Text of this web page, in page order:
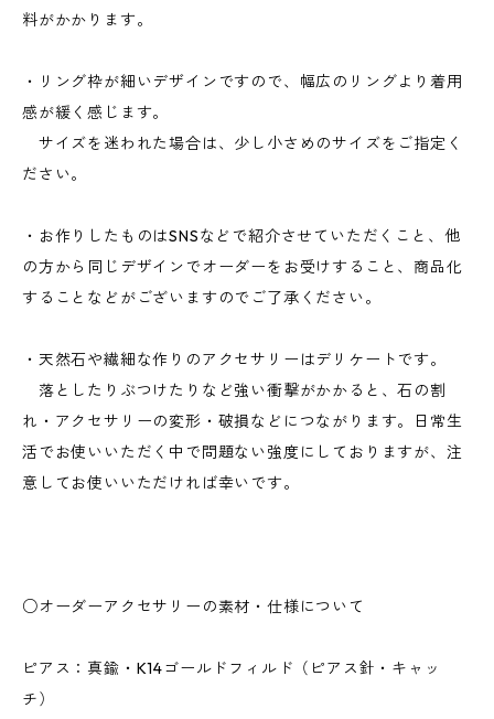
料がかかります。
・リング枠が細いデザインですので、幅広のリングより着用
感が緩く感じます。
サイズを迷われた場合は、少し小さめのサイズをご指定く
ださい。
・お作りしたものはSNSなどで紹介させていただくこと、他
の方から同じデザインでオーダーをお受けすること、商品化
することなどがございますのでご了承ください。
・天然石や繊細な作りのアクセサリーはデリケートです。
落としたりぶつけたりなど強い衝撃がかかると、石の割
れ・アクセサリーの変形・破損などにつながります。日常生
活でお使いいただく中で問題ない強度にしておりますが、注
意してお使いいただければ幸いです。
○オーダーアクセサリーの素材・仕様について
ピアス：真鍮・K14ゴールドフィルド（ピアス針・キャッ
チ）